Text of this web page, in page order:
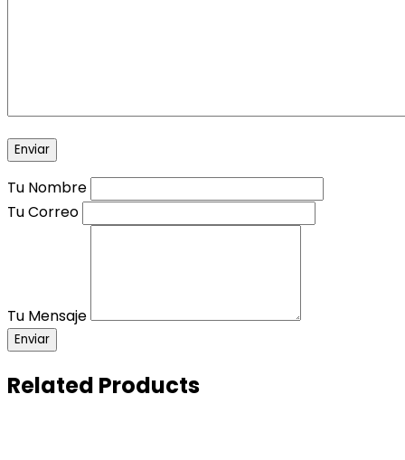
Tu Nombre
Tu Correo
Tu Mensaje
Enviar
Related Products